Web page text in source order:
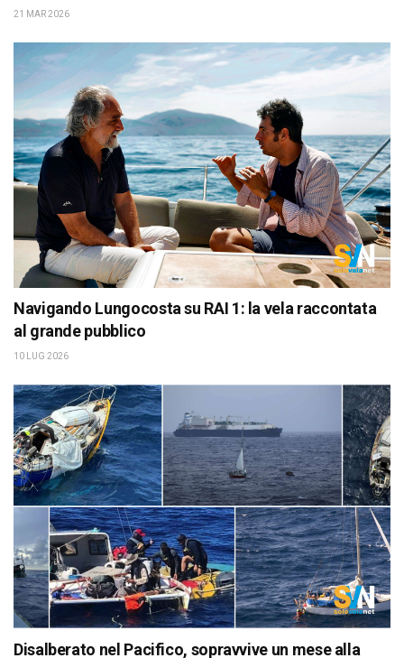
21 MAR 2026
Navigando Lungocosta su RAI 1: la vela raccontata
al grande pubblico
10 LUG 2026
Disalberato nel Pacifico, sopravvive un mese alla